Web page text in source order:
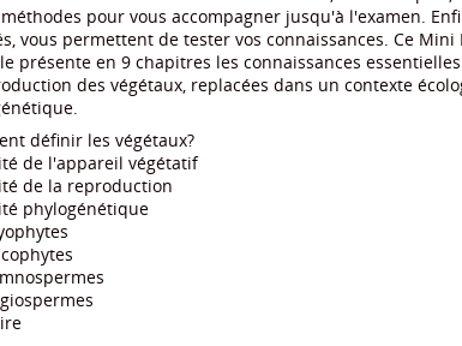
pour vous accompagner jusqu'à l'examen.
vous permettent de tester vos connaissances. Ce
présente en 9 chapitres les connaissances
des végétaux, replacées dans un contexte
définir les végétaux?
de l'appareil végétatif
de la reproduction
phylogénétique